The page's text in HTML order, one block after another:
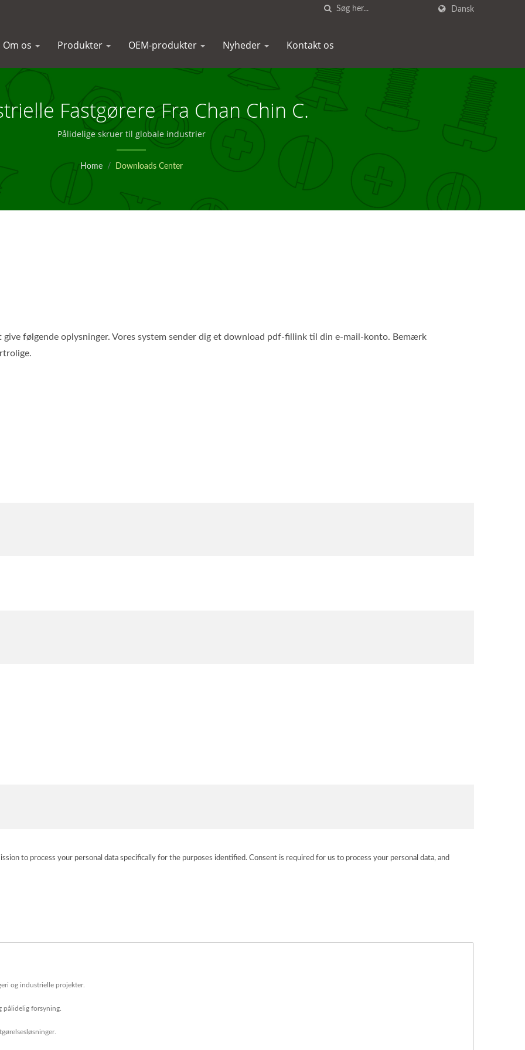
Dansk
Om os Produkter OEM-produkter Nyheder Kontakt os
Fastgørere Fra Chan Chin C.
Pålidelige skruer til globale industrier
Home / Downloads Center
følgende oplysninger. Vores system sender dig et download pdf-fillink til din e-mail-konto. Bemærk
to process your personal data specifically for the purposes identified. Consent is required for us to process your personal data, and
og industrielle projekter.
pålidelig forsyning.